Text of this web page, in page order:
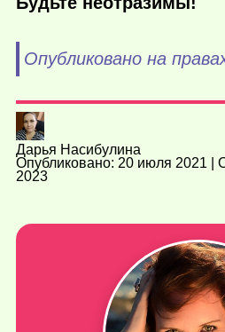
Опубликовано на
Дарья Насибулина
Опубликовано: 20 июля 2021 |
2023